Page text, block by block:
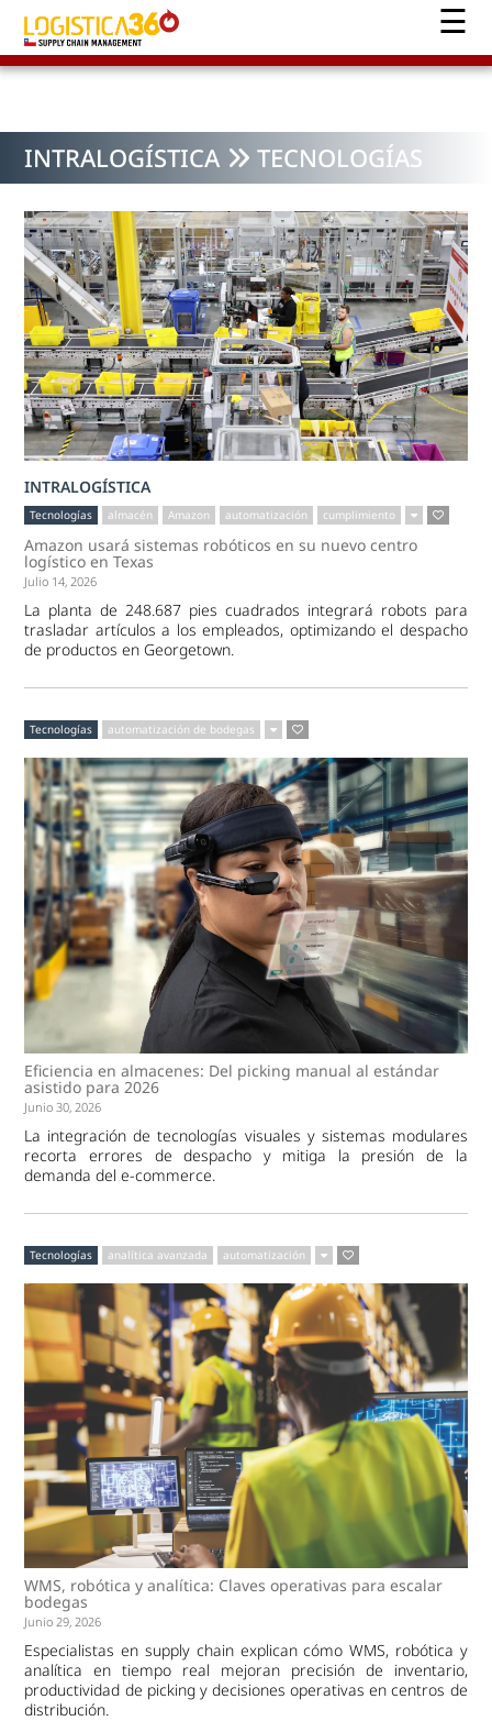
INTRALOGÍSTICA TECNOLOGÍAS
INTRALOGÍSTICA
Tecnologías almacén Amazon automatización cumplimiento
Amazon usará sistemas robóticos en su nuevo centro
logístico en Texas
Julio 14, 2026
La planta de 248.687 pies cuadrados integrará robots para
trasladar artículos a los empleados, optimizando el despacho
de productos en Georgetown.
Tecnologías automatización de bodegas
Eficiencia en almacenes: Del picking manual al estándar
asistido para 2026
Junio 30, 2026
La integración de tecnologías visuales y sistemas modulares
recorta errores de despacho y mitiga la presión de la
demanda del e-commerce.
Tecnologías analítica avanzada automatización
WMS, robótica y analítica: Claves operativas para escalar
bodegas
Junio 29, 2026
Especialistas en supply chain explican cómo WMS, robótica y
analítica en tiempo real mejoran precisión de inventario,
productividad de picking y decisiones operativas en centros de
distribución.